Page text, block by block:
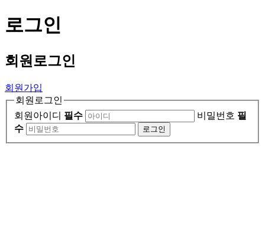
로그인
회원 로그인
회원가입
회원로그인
회원아이디 필수 비밀번호 필
수
로그인